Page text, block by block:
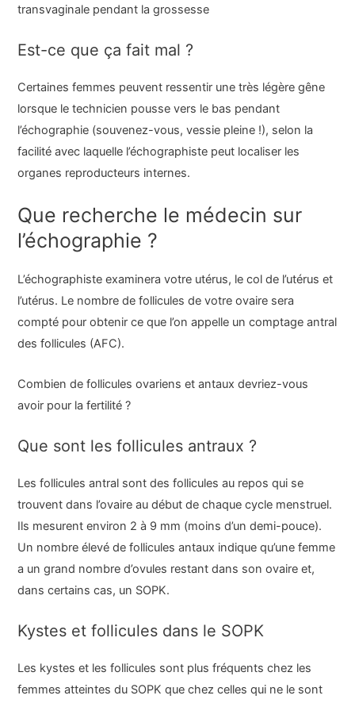
transvaginale pendant la grossesse
Est-ce que ça fait mal ?
Certaines femmes peuvent ressentir une très légère gêne
lorsque le technicien pousse vers le bas pendant
l’échographie (souvenez-vous, vessie pleine !), selon la
facilité avec laquelle l’échographiste peut localiser les
organes reproducteurs internes.
Que recherche le médecin sur
l’échographie ?
L’échographiste examinera votre utérus, le col de l’utérus et
l’utérus. Le nombre de follicules de votre ovaire sera
compté pour obtenir ce que l’on appelle un comptage antral
des follicules (AFC).
Combien de follicules ovariens et antaux devriez-vous
avoir pour la fertilité ?
Que sont les follicules antraux ?
Les follicules antral sont des follicules au repos qui se
trouvent dans l’ovaire au début de chaque cycle menstruel.
Ils mesurent environ 2 à 9 mm (moins d’un demi-pouce).
Un nombre élevé de follicules antaux indique qu’une femme
a un grand nombre d’ovules restant dans son ovaire et,
dans certains cas, un SOPK.
Kystes et follicules dans le SOPK
Les kystes et les follicules sont plus fréquents chez les
femmes atteintes du SOPK que chez celles qui ne le sont